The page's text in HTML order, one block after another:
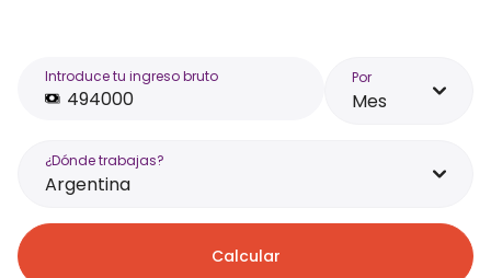
Introduce tu ingreso bruto Por
Mes
¿Dónde trabajas?
Argentina
Calcular